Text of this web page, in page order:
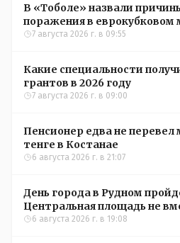
В «Тоболе» назвали
поражения в еврокубковом
7 августа 2026 г. в 09:55
Какие специальности
грантов в 2026 году
7 августа 2026 г. в 09:00
Пенсионер едва не
тенге в Костанае
6 августа 2026 г. в 21:07
День города в Рудном
Центральная площадь не
желающих
6 августа 2026 г. в 19:08